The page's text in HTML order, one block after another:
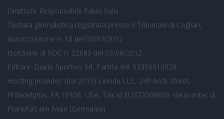
Direttore Responsabile Fabio Salis
Testata giornalistica registrata presso il Tribunale di Cagliari,
autorizzazione n. 18 del 03/07/2012
Iscrizione al ROC n. 22685 del 03/08/2012
Editore: Diario Sportivo Srl, Partita IVA 03356010920
Hosting provider: (dal 2015) Linode LLC, 249 Arch Street,
Philadelphia, PA 19106, USA, Tax id EU372008859, datacenter di
Frankfurt am Main (Germania)